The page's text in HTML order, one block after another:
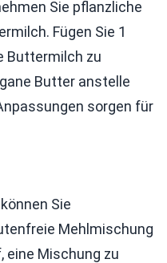
Sie pflanzliche
Fügen Sie 1
Buttermilch zu
Butter anstelle
sorgen für
Sie
Mehlmischung
eine Mischung zu